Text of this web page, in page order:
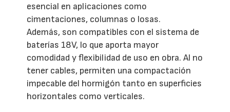
esencial en aplicaciones como
cimentaciones, columnas o losas.
Además, son compatibles con el sistema de
baterías 18V, lo que aporta mayor
comodidad y flexibilidad de uso en obra. Al no
tener cables, permiten una compactación
impecable del hormigón tanto en superficies
horizontales como verticales.